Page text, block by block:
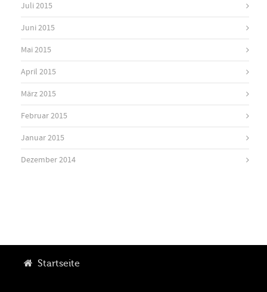
Juli 2015
Juni 2015
Mai 2015
April 2015
März 2015
Februar 2015
Januar 2015
Dezember 2014
Startseite